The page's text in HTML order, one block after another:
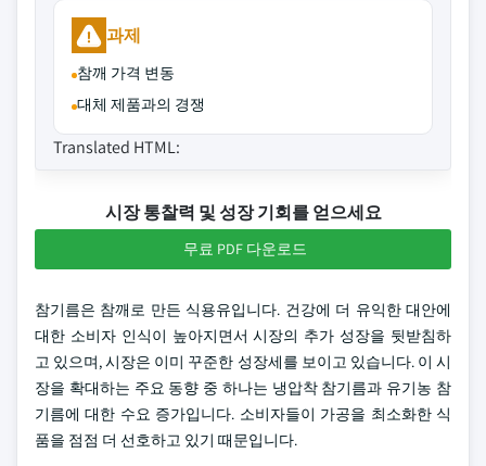
과제
참깨 가격 변동
대체 제품과의 경쟁
Translated HTML:
시장 통찰력 및 성장 기회를 얻으세요
무료 PDF 다운로드
참기름은 참깨로 만든 식용유입니다. 건강에 더 유익한 대안에
대한 소비자 인식이 높아지면서 시장의 추가 성장을 뒷받침하
고 있으며, 시장은 이미 꾸준한 성장세를 보이고 있습니다. 이 시
장을 확대하는 주요 동향 중 하나는 냉압착 참기름과 유기농 참
기름에 대한 수요 증가입니다. 소비자들이 가공을 최소화한 식
품을 점점 더 선호하고 있기 때문입니다.